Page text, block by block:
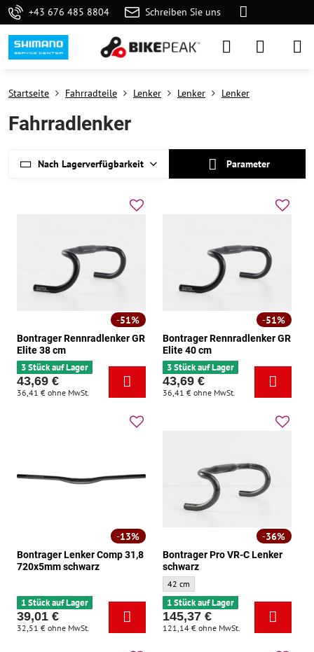
+43 676 485 8804 Schreiben Sie uns
Startseite Fahrradteile Lenker Lenker Lenker
Fahrradlenker
Nach Lagerverfügbarkeit Parameter
51%
Bontrager Rennradlenker GR
Elite 38 cm
3 Stück auf Lager
43,69 €
36,41 € ohne MwSt.
51%
Bontrager Rennradlenker GR
Elite 40 cm
3 Stück auf Lager
43,69 €
36,41 € ohne MwSt.
13%
Bontrager Lenker Comp 31,8
720x5mm schwarz
1 Stück auf Lager
39,01 €
32,51 € ohne MwSt.
36%
Bontrager Pro VR-C Lenker
schwarz
Bontrager Pro VR-C Lenker schwarz -
42 cm
1 Stück auf Lager
145,37 €
121,14 € ohne MwSt.